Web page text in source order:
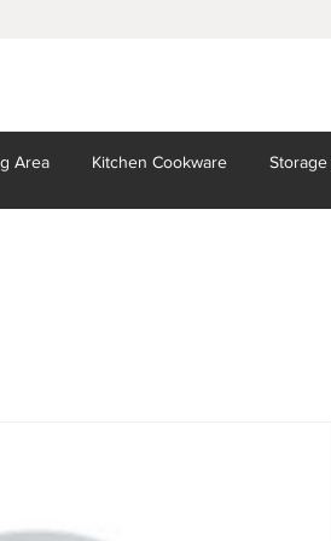
Area Kitchen Cookware Storage